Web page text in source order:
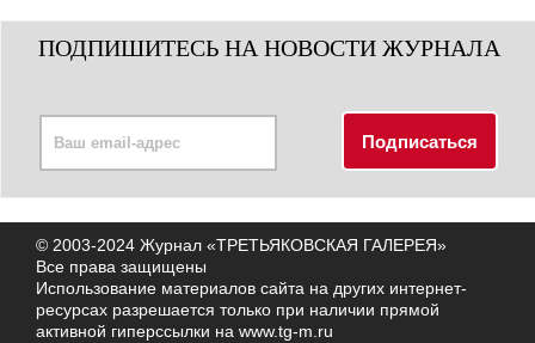
ПОДПИШИТЕСЬ НА НОВОСТИ ЖУРНАЛА
© 2003-2024 Журнал «ТРЕТЬЯКОВСКАЯ ГАЛЕРЕЯ»
Все права защищены
Использование материалов сайта на других интернет-
ресурсах разрешается только при наличии прямой
активной гиперссылки на www.tg-m.ru